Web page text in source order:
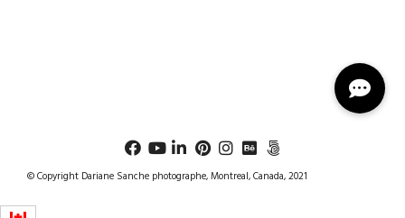
© Copyright Dariane Sanche photographe, Montreal, Canada, 2021